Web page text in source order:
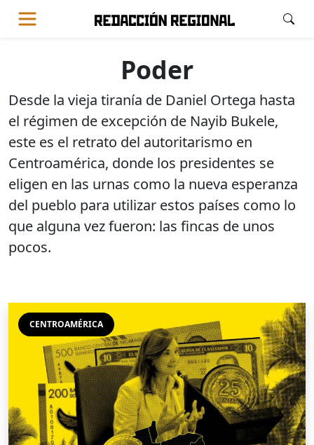
Poder
Desde la vieja tiranía de Daniel Ortega hasta
el régimen de excepción de Nayib Bukele,
este es el retrato del autoritarismo en
Centroamérica, donde los presidentes se
eligen en las urnas como la nueva esperanza
del pueblo para utilizar estos países como lo
que alguna vez fueron: las fincas de unos
pocos.
CENTROAMÉRICA